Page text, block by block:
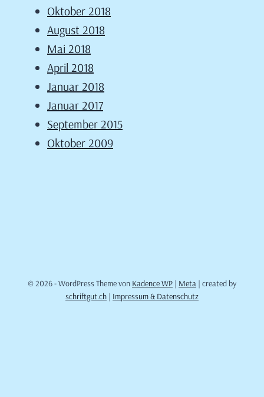
Oktober 2018
August 2018
Mai 2018
April 2018
Januar 2018
Januar 2017
September 2015
Oktober 2009
© 2026 - WordPress Theme von Kadence WP | Meta | created by
schriftgut.ch | Impressum & Datenschutz